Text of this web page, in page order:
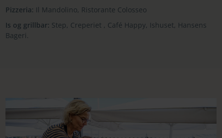
Pizzeria: Il Mandolino, Ristorante Colosseo
Is og grillbar: Step, Creperiet , Café Happy, Ishuset, Hansens
Bageri.